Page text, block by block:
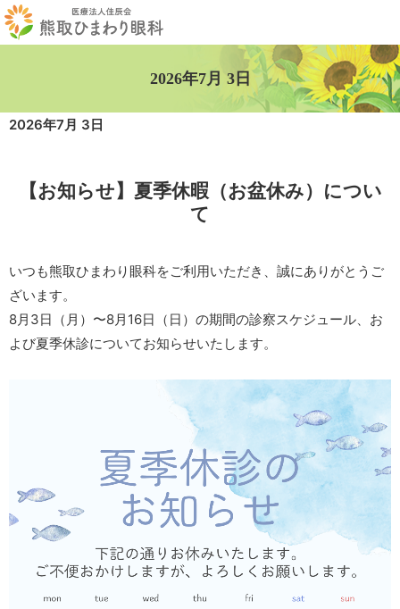
2026年7月 3日
2026年7月 3日
【お知らせ】夏季休暇（お盆休み）につい
て
いつも熊取ひまわり眼科をご利用いただき、誠にありがとうご
ざいます。
8月3日（月）〜8月16日（日）の期間の診察スケジュール、お
よび夏季休診についてお知らせいたします。